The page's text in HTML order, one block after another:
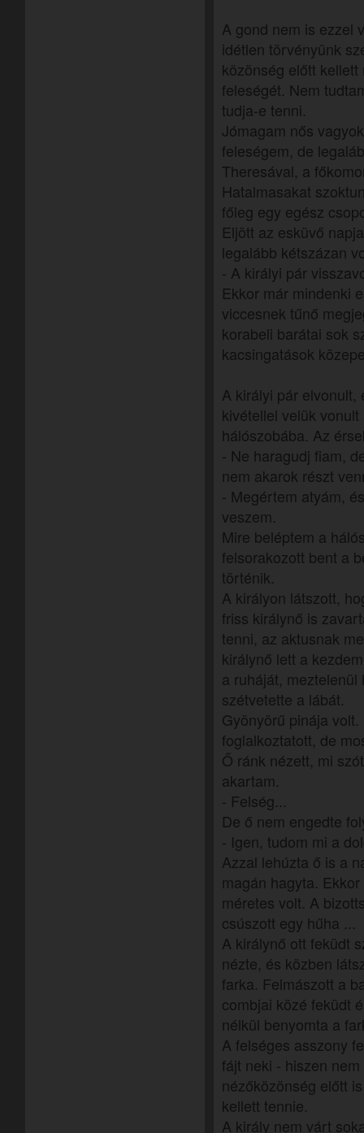
A gond nem is ezzel
idétlen törvényünk
közönség előtt
feleségét. Nem
tudja-e tenni.
Jómagam nős
feleségem, de
Theresával, a
Hatalmasakat
főleg egy egész
Eljött az esküvő
legalább kétszázan
- A királyi pár
Ekkor már mindenki
viccesnek tűnő
korabeli barátai sok
kacsingatások
A királyi pár elvonult,
kivétellel velük
hálószobába. Az
- Ne haragudj fiam,
nem akarok részt
- Megértem atyám,
veszem.
Mire beléptem a
felsorakozott bent a
történik.
A királyon látszott,
friss királynő is
tenni, az aktusnak
királynő lett a
a ruháját,
szétvetette a lábát.
Gyönyörű pinája
foglalkoztatott, de
Ő ránk nézett, mi
akartam.
- Felség...
De ő nem engedte
- Igen, tudom mi a
Azzal lehúzta ő is a
magán hagyta.
méretes volt. A
csúszott egy hűha ...
A királynő ott feküdt
nézte, és közben
farka. Felmászott a
combjai közé feküdt
nélkül benyomta a
A felséges asszony
fájt neki - hiszen
nézőközönség előtt
kellett tennie.
A király nem várt